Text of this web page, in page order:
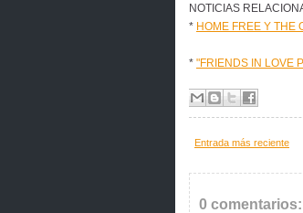
NOTICIAS
* HOME FREE Y THE
* "FRIENDS IN LOVE
Entrada más reciente
0 comentarios: